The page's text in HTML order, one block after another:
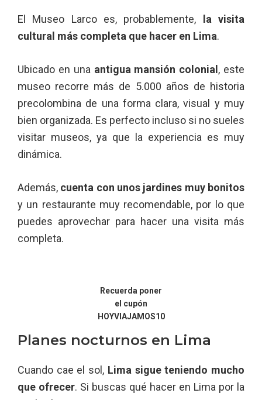
El Museo Larco es, probablemente, la visita
cultural más completa que hacer en Lima.
Ubicado en una antigua mansión colonial, este
museo recorre más de 5.000 años de historia
precolombina de una forma clara, visual y muy
bien organizada. Es perfecto incluso si no sueles
visitar museos, ya que la experiencia es muy
dinámica.
Además, cuenta con unos jardines muy bonitos
y un restaurante muy recomendable, por lo que
puedes aprovechar para hacer una visita más
completa.
Recuerda poner
el cupón
HOYVIAJAMOS10
Planes nocturnos en Lima
Cuando cae el sol, Lima sigue teniendo mucho
que ofrecer. Si buscas qué hacer en Lima por la